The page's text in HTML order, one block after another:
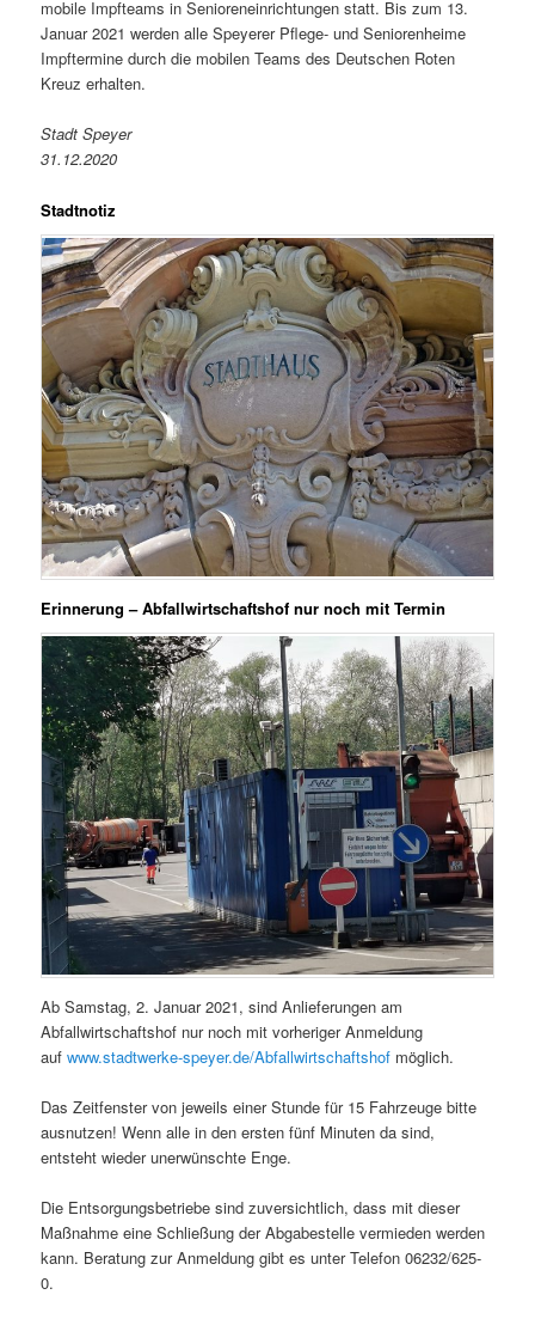
mobile Impfteams in Senioreneinrichtungen statt. Bis zum 13.
Januar 2021 werden alle Speyerer Pflege- und Seniorenheime
Impftermine durch die mobilen Teams des Deutschen Roten
Kreuz erhalten.
Stadt Speyer
31.12.2020
Stadtnotiz
Erinnerung – Abfallwirtschaftshof nur noch mit Termin
Ab Samstag, 2. Januar 2021, sind Anlieferungen am
Abfallwirtschaftshof nur noch mit vorheriger Anmeldung
aufwww.stadtwerke-speyer.de/Abfallwirtschaftshof möglich.
Das Zeitfenster von jeweils einer Stunde für 15 Fahrzeuge bitte
ausnutzen! Wenn alle in den ersten fünf Minuten da sind,
entsteht wieder unerwünschte Enge.
Die Entsorgungsbetriebe sind zuversichtlich, dass mit dieser
Maßnahme eine Schließung der Abgabestelle vermieden werden
kann. Beratung zur Anmeldung gibt es unter Telefon 06232/625-
0.